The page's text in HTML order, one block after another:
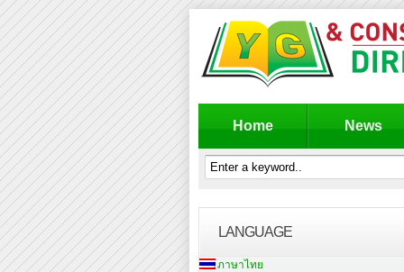
Home News
LANGUAGE
ภาษาไทย